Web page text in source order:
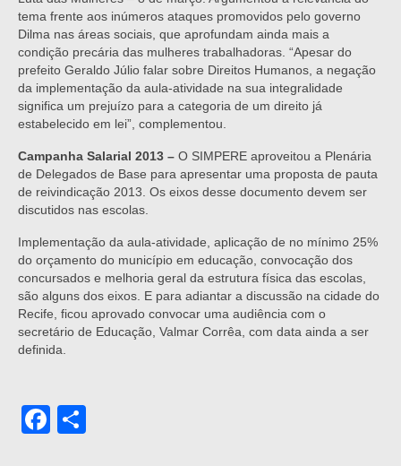
tema frente aos inúmeros ataques promovidos pelo governo
Dilma nas áreas sociais, que aprofundam ainda mais a
condição precária das mulheres trabalhadoras. “Apesar do
prefeito Geraldo Júlio falar sobre Direitos Humanos, a negação
da implementação da aula-atividade na sua integralidade
significa um prejuízo para a categoria de um direito já
estabelecido em lei”, complementou.
Campanha Salarial 2013 – O SIMPERE aproveitou a Plenária
de Delegados de Base para apresentar uma proposta de pauta
de reivindicação 2013. Os eixos desse documento devem ser
discutidos nas escolas.
Implementação da aula-atividade, aplicação de no mínimo 25%
do orçamento do município em educação, convocação dos
concursados e melhoria geral da estrutura física das escolas,
são alguns dos eixos. E para adiantar a discussão na cidade do
Recife, ficou aprovado convocar uma audiência com o
secretário de Educação, Valmar Corrêa, com data ainda a ser
definida.
Facebook